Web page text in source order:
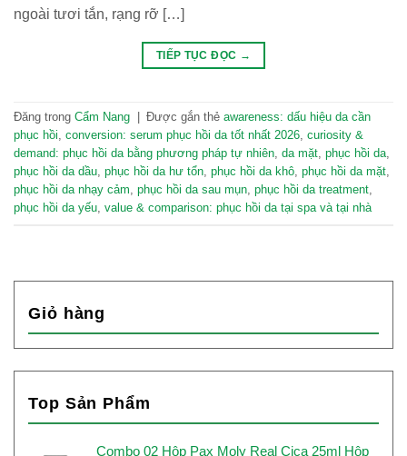
ngoài tươi tắn, rạng rỡ […]
TIẾP TỤC ĐỌC →
Đăng trong Cẩm Nang Được gắn thẻ awareness: dấu hiệu da cần
phục hồi conversion: serum phục hồi da tốt nhất 2026 curiosity &
demand: phục hồi da bằng phương pháp tự nhiên da mặt phục hồi da
phục hồi da dầu phục hồi da hư tổn phục hồi da khô phục hồi da mặt
phục hồi da nhạy cảm phục hồi da sau mụn phục hồi da treatment
phục hồi da yếu value & comparison: phục hồi da tại spa và tại nhà
Giỏ hàng
Top Sản Phẩm
Combo 02 Hộp Pax Moly Real Cica 25ml Hộp